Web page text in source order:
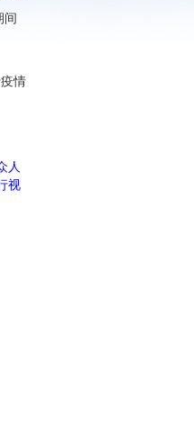
间
情
人
视